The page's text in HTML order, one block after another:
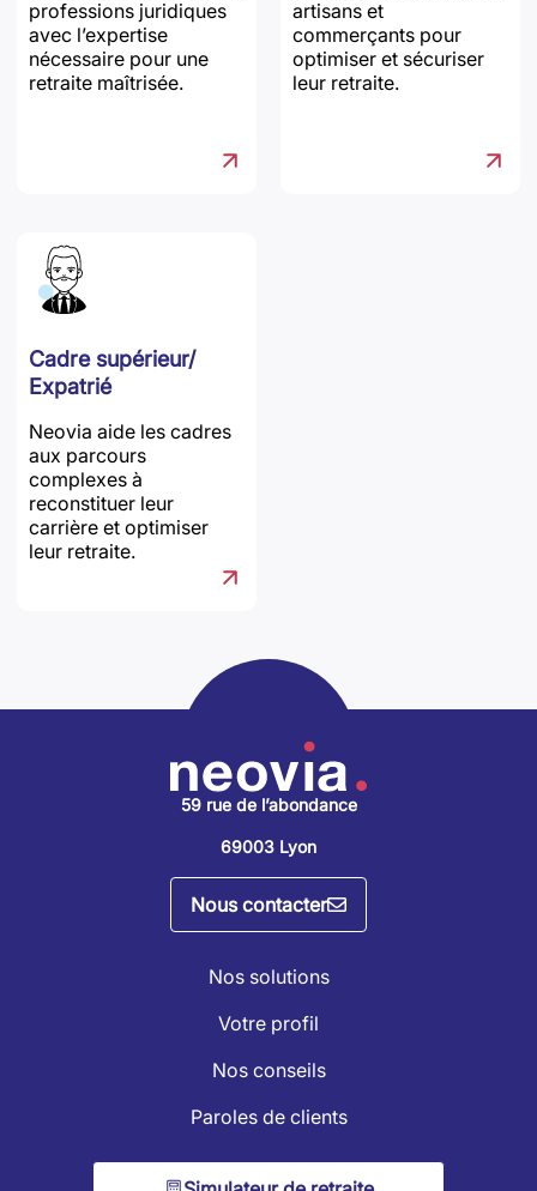
professions juridiques
avec l’expertise
nécessaire pour une
retraite maîtrisée.
artisans et
commerçants pour
optimiser et sécuriser
leur retraite.
Cadre supérieur/
Expatrié
Neovia aide les cadres
aux parcours
complexes à
reconstituer leur
carrière et optimiser
leur retraite.
59 rue de l’abondance
69003 Lyon
Nous contacter
Nos solutions
Votre profil
Nos conseils
Paroles de clients